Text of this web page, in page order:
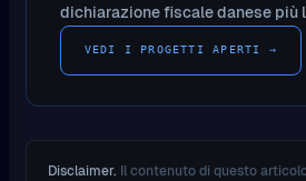
dichiarazione fiscale danese più
VEDI I PROGETTI APERTI →
Disclaimer. Il contenuto di questo